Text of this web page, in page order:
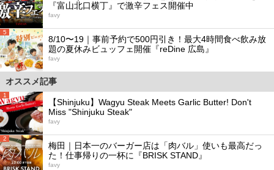
『富山北口横丁』で激辛フェス開催中
favy
5
8/10〜19｜事前予約で500円引き！最大4時間食べ飲み放
題の夏休みビュッフェ開催『reDine 広島』
favy
オススメ記事
1
【Shinjuku】Wagyu Steak Meets Garlic Butter! Don't
Miss "Shinjuku Steak"
favy
2
梅田｜日本一のバーガー店は「肉バル」使いも最高だっ
た！仕事帰りの一杯に『BRISK STAND』
favy